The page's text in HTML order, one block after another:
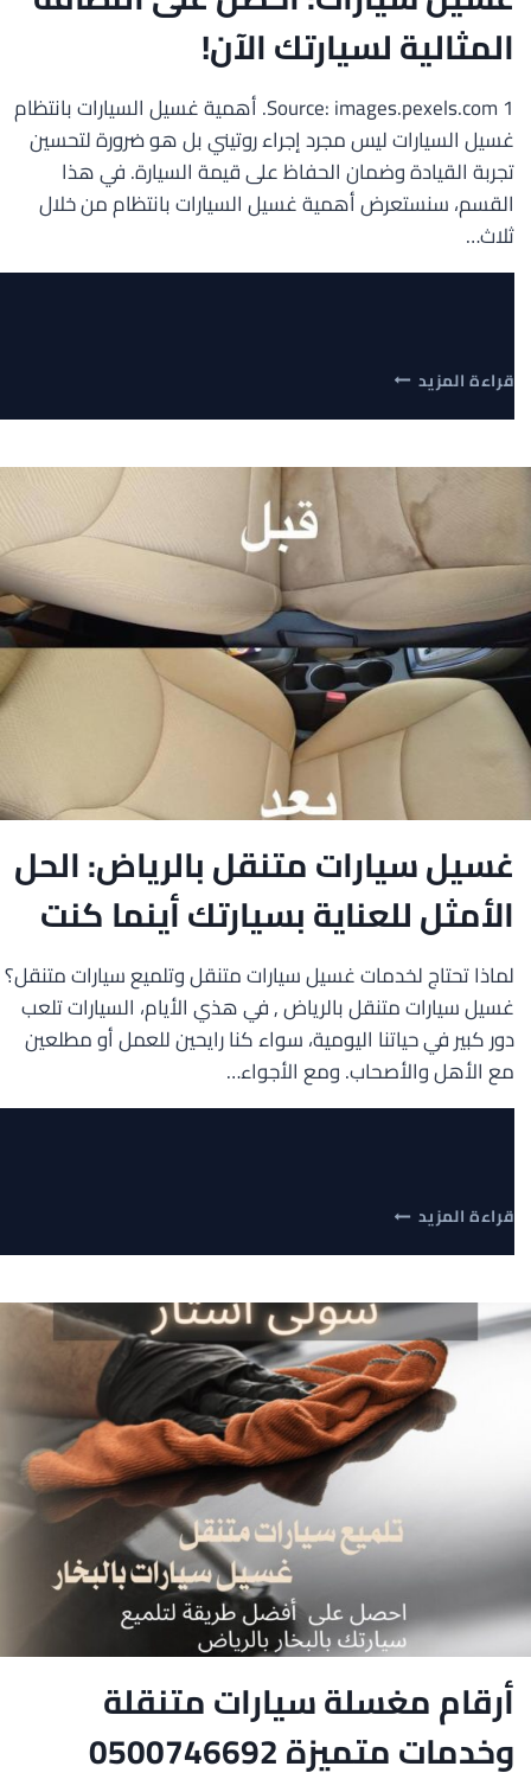
المثالية لسيارتك الآن!
Source: images.pexels.com 1. أهمية غسيل السيارات بانتظام
غسيل السيارات ليس مجرد إجراء روتيني بل هو ضرورة لتحسين
تجربة القيادة وضمان الحفاظ على قيمة السيارة. في هذا
القسم، سنستعرض أهمية غسيل السيارات بانتظام من خلال
ثلاث…
قراءة المزيدغسيل
احصل
النظافة
المثالية
لسيارتك
الآن!
غسيل سيارات متنقل بالرياض: الحل
الأمثل للعناية بسيارتك أينما كنت
لماذا تحتاج لخدمات غسيل سيارات متنقل وتلميع سيارات متنقل؟
غسيل سيارات متنقل بالرياض , في هذي الأيام، السيارات تلعب
دور كبير في حياتنا اليومية، سواء كنا رايحين للعمل أو مطلعين
مع الأهل والأصحاب. ومع الأجواء…
قراءة المزيدغسيل
متنقل
الحل
الأمثل
للعناية
بسيارتك
أينما
كنت
أرقام مغسلة سيارات متنقلة
وخدمات متميزة 0500746692